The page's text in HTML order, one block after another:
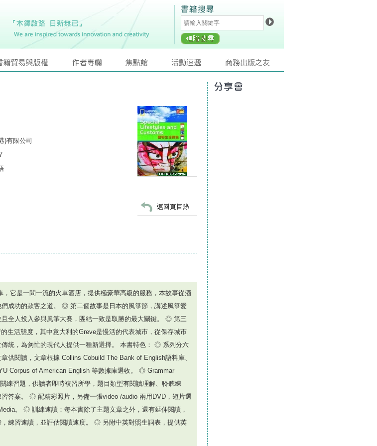
)有限公司
它是一間一流的火車酒店，提供極豪華高級的服務，本故事從酒
成功的款客之道。 ◎ 第二個故事是日本的風箏節，講述風箏愛
全人投入參與風箏大賽，團結一致是取勝的最大關鍵。 ◎ 第三
生活態度，其中意大利的Greve是慢活的代表城市，從保存城市
統，為匆忙的現代人提供一種新選擇。 本書特色： ◎ 系列分六
供閱讀，文章根據 Collins Cobuild The Bank of English語料庫、
Corpus of American English 等數據庫選收。 ◎ Grammar
練習題，供讀者即時複習所學，題目類型有閱讀理解、聆聽練
答案。 ◎ 配精彩照片，另備一張video /audio 兩用DVD，短片選
。 ◎ 訓練速讀：每本書除了主題文章之外，還有延伸閱讀，
練習速讀，並評估閱讀速度。 ◎ 另附中英對照生詞表，提供英